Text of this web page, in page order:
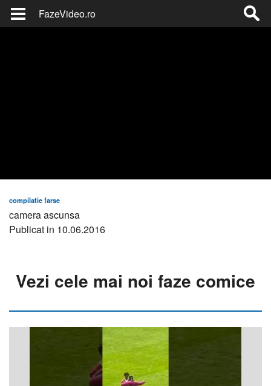
FazeVideo.ro
compilatie farse
camera ascunsa
Publicat in 10.06.2016
Vezi cele mai noi faze comice